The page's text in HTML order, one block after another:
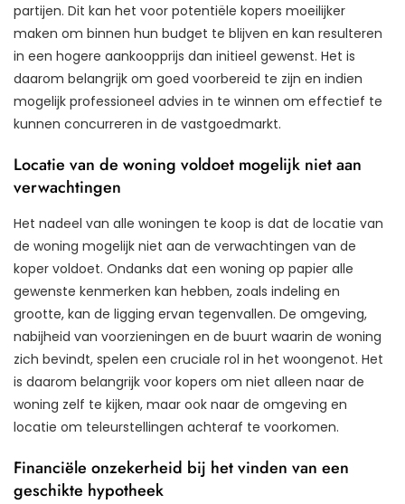
partijen. Dit kan het voor potentiële kopers moeilijker
maken om binnen hun budget te blijven en kan resulteren
in een hogere aankoopprijs dan initieel gewenst. Het is
daarom belangrijk om goed voorbereid te zijn en indien
mogelijk professioneel advies in te winnen om effectief te
kunnen concurreren in de vastgoedmarkt.
Locatie van de woning voldoet mogelijk niet aan
verwachtingen
Het nadeel van alle woningen te koop is dat de locatie van
de woning mogelijk niet aan de verwachtingen van de
koper voldoet. Ondanks dat een woning op papier alle
gewenste kenmerken kan hebben, zoals indeling en
grootte, kan de ligging ervan tegenvallen. De omgeving,
nabijheid van voorzieningen en de buurt waarin de woning
zich bevindt, spelen een cruciale rol in het woongenot. Het
is daarom belangrijk voor kopers om niet alleen naar de
woning zelf te kijken, maar ook naar de omgeving en
locatie om teleurstellingen achteraf te voorkomen.
Financiële onzekerheid bij het vinden van een
geschikte hypotheek